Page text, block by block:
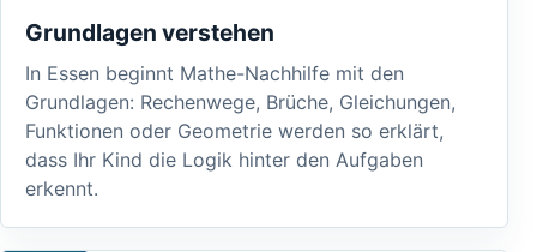
Grundlagen verstehen
In Essen beginnt Mathe-Nachhilfe mit den
Grundlagen: Rechenwege, Brüche, Gleichungen,
Funktionen oder Geometrie werden so erklärt,
dass Ihr Kind die Logik hinter den Aufgaben
erkennt.